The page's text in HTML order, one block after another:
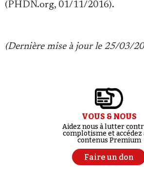
(PHDN.org, 01/11/2016).
(Dernière mise à jour le 25/03/
VOUS & NOUS
Aidez nous à lutter
complotisme et accédez
contenus Premium
Faire un don